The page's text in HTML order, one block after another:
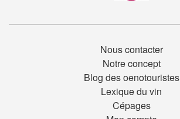
Nous contacter
Notre concept
Blog des oenotouristes
Lexique du vin
Cépages